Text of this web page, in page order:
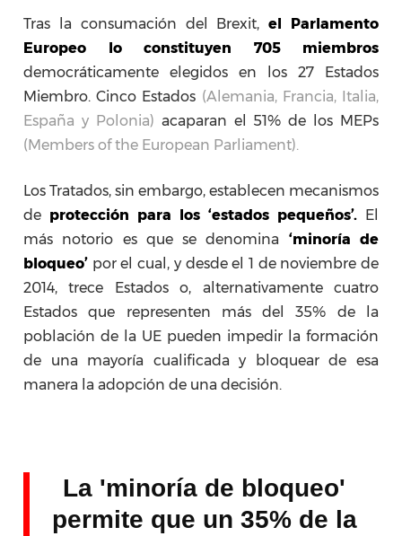
Tras la consumación del Brexit,el Parlamento
Europeo lo constituyen 705 miembros
democráticamente elegidos en los 27 Estados
Miembro. Cinco Estados (Alemania, Francia, Italia,
España y Polonia) acaparan el 51% de los MEPs
(Members of the European Parliament).
Los Tratados, sin embargo, establecen mecanismos
de protección para los ‘estados pequeños’. El
más notorio es que se denomina ‘minoría de
bloqueo’ por el cual, y desde el 1 de noviembre de
2014, trece Estados o, alternativamente cuatro
Estados que representen más del 35% de la
población de la UE pueden impedir la formación
de una mayoría cualificada y bloquear de esa
manera la adopción de una decisión.
La 'minoría de bloqueo'
permite que un 35% de la